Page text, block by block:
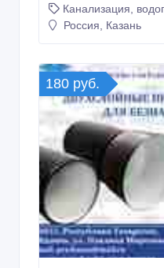
Канализация,
Россия, Казань
180 руб.